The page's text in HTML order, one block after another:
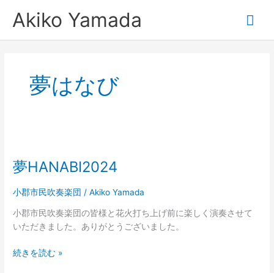
Akiko Yamada
メ
イ
夢はなび
夢HANABI2024
小郡市民吹奏楽団 /Akiko Yamada
小郡市民吹奏楽団の皆様と花火打ち上げ前に楽しく演奏させて
いただきました。ありがとうございました。
続きを読む »